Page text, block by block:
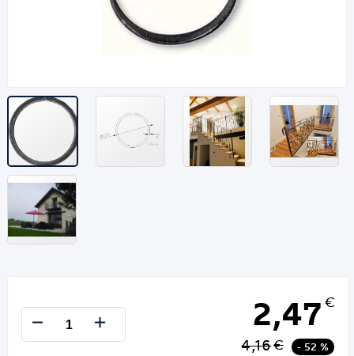
2,47 €
4,16€ - 52 %